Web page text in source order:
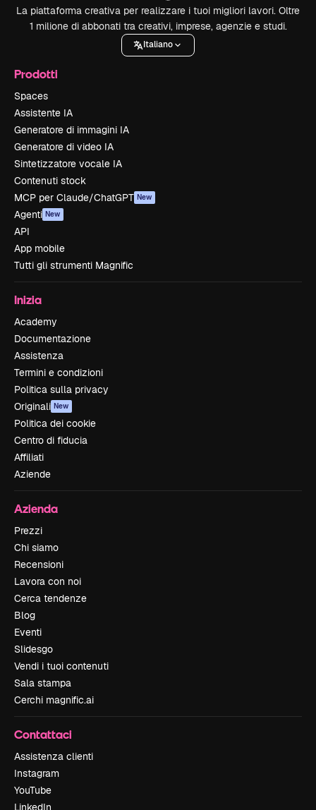
La piattaforma creativa per realizzare i tuoi migliori lavori. Oltre
1 milione di abbonati tra creativi, imprese, agenzie e studi.
Italiano
Prodotti
Spaces
Assistente IA
Generatore di immagini IA
Generatore di video IA
Sintetizzatore vocale IA
Contenuti stock
MCP per Claude/ChatGPT New
Agenti New
API
App mobile
Tutti gli strumenti Magnific
Inizia
Academy
Documentazione
Assistenza
Termini e condizioni
Politica sulla privacy
Originali New
Politica dei cookie
Centro di fiducia
Affiliati
Aziende
Azienda
Prezzi
Chi siamo
Recensioni
Lavora con noi
Cerca tendenze
Blog
Eventi
Slidesgo
Vendi i tuoi contenuti
Sala stampa
Cerchi magnific.ai
Contattaci
Assistenza clienti
Instagram
YouTube
LinkedIn